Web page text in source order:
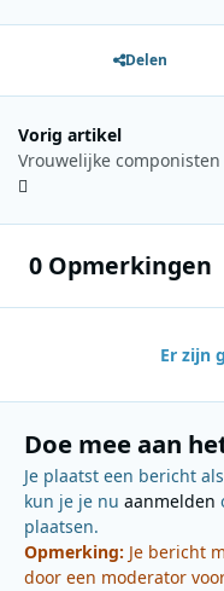
Delen
Vorig artikel
0 Opmerkingen
Er zijn
Doe mee aan
Je plaatst een bericht
kun je je nu aanmelden
plaatsen.
Opmerking: Je bericht
door een moderator